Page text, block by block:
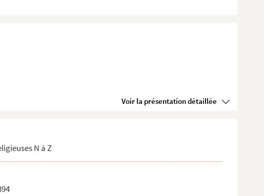
Voir la présentation détaillée
N à Z